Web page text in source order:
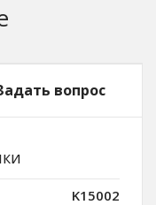
вопрос
K15002